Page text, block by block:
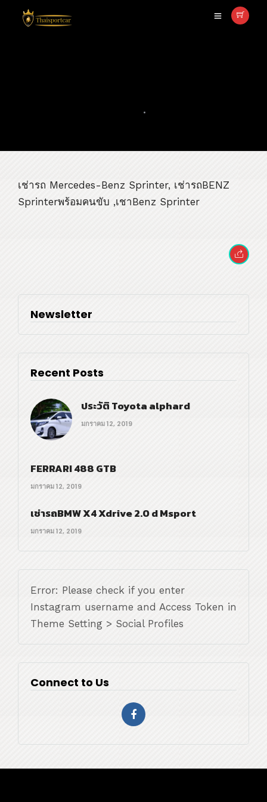
•
เช่ารถ Mercedes-Benz Sprinter, เช่ารถBENZ
Sprinterพร้อมคนขับ ,เชาBenz Sprinter
Newsletter
Recent Posts
ประวัติ Toyota alphard
มกราคม 12, 2019
FERRARI 488 GTB
มกราคม 12, 2019
เช่ารถBMW X4 Xdrive 2.0 d Msport
มกราคม 12, 2019
Error: Please check if you enter
Instagram username and Access Token in
Theme Setting > Social Profiles
Connect to Us